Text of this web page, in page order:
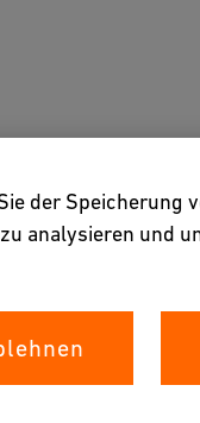
Über uns
der Speicherung
analysieren und